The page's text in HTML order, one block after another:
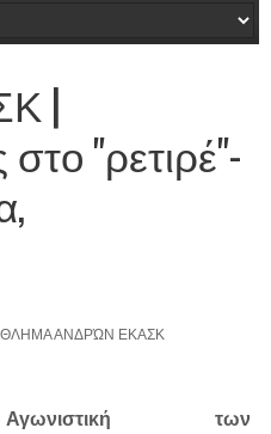
|
"ρετιρέ"-
ΑΝΔΡΏΝ ΕΚΑΣΚ
Αγωνιστική των